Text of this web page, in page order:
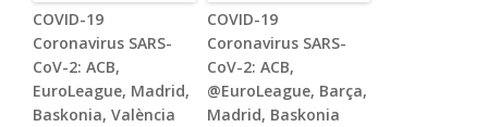
COVID-19
Coronavirus SARS-
CoV-2: ACB,
EuroLeague, Madrid,
Baskonia, València
COVID-19
Coronavirus SARS-
CoV-2: ACB,
@EuroLeague, Barça,
Madrid, Baskonia